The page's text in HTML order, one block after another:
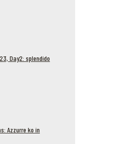
Day2: splendido
Azzurre ko in